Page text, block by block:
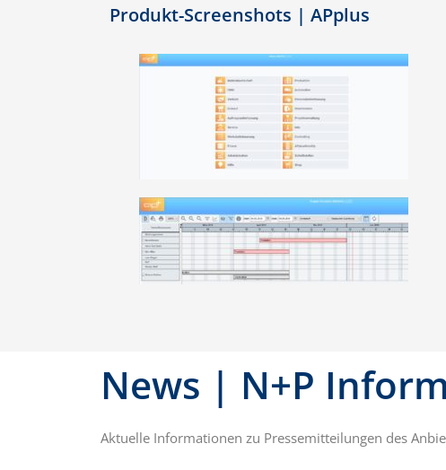
Produkt-Screenshots | APplus
News | N+P
Aktuelle Informationen zu Pressemitteilungen des